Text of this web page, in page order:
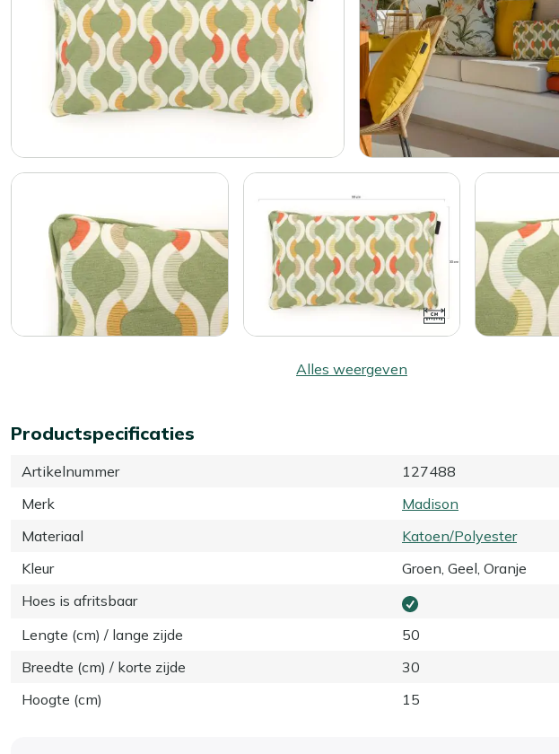
Alles weergeven
Productspecificaties
Artikelnummer
127488
Merk
Madison
Materiaal
Katoen/Polyester
Kleur
Groen, Geel, Oranje
Hoes is afritsbaar
Lengte (cm) / lange zijde
50
Breedte (cm) / korte zijde
30
Hoogte (cm)
15